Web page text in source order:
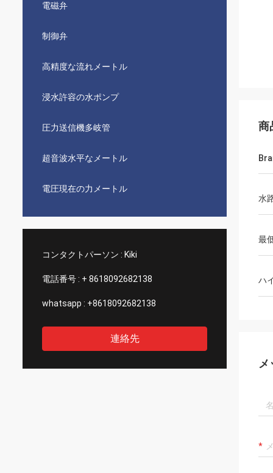
電磁弁
制御弁
高精度な流れメートル
浸水許容の水ポンプ
圧力送信機多岐管
超音波水平なメートル
電圧現在の力メートル
コンタクトパーソン : Kiki
電話番号 : + 8618092682138
whatsapp : +8618092682138
連絡先
商
水
最
ハ